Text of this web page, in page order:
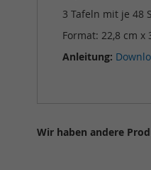
3 Tafeln mit je 48
Format: 22,8 cm x
Anleitung:
Wir haben andere